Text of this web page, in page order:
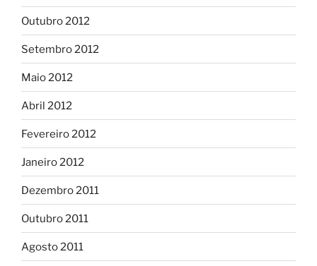
Outubro 2012
Setembro 2012
Maio 2012
Abril 2012
Fevereiro 2012
Janeiro 2012
Dezembro 2011
Outubro 2011
Agosto 2011